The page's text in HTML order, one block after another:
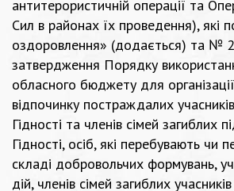
антитерористичній операції та
Сил в районах їх проведення), які
оздоровлення» (додається) та №
затвердження Порядку
обласного бюджету для
відпочинку постраждалих
Гідності та членів сімей загиблих
Гідності, осіб, які перебувають чи
складі добровольчих формувань,
дій, членів сімей загиблих